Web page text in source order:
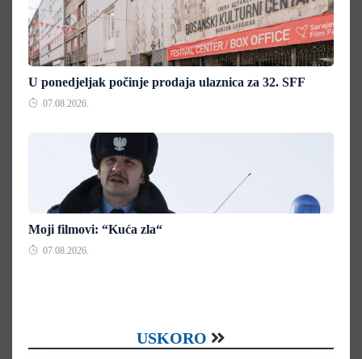
U ponedjeljak počinje prodaja ulaznica za 32. SFF
07.08.2026.
Moji filmovi: “Kuća zla“
07.08.2026.
USKORO